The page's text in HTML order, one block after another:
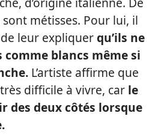
métisses. Pour lui, il
leur expliquerqu’ils ne
blancs même si
L’artiste affirme que
difficile à vivre, car le
des deux côtés lorsque